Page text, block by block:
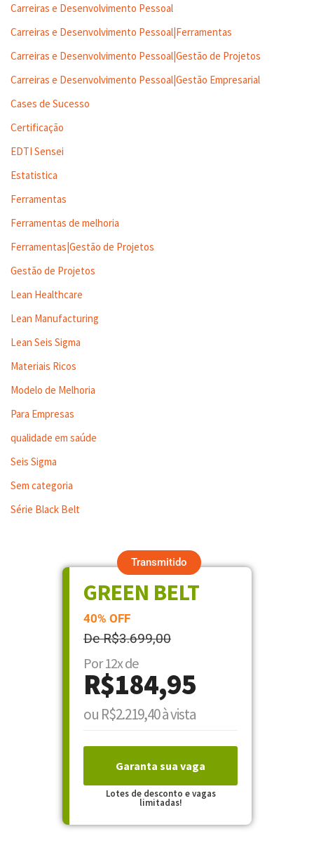
Carreiras e Desenvolvimento Pessoal
Carreiras e Desenvolvimento Pessoal|Ferramentas
Carreiras e Desenvolvimento Pessoal|Gestão de Projetos
Carreiras e Desenvolvimento Pessoal|Gestão Empresarial
Cases de Sucesso
Certificação
EDTI Sensei
Estatistica
Ferramentas
Ferramentas de melhoria
Ferramentas|Gestão de Projetos
Gestão de Projetos
Lean Healthcare
Lean Manufacturing
Lean Seis Sigma
Materiais Ricos
Modelo de Melhoria
Para Empresas
qualidade em saúde
Seis Sigma
Sem categoria
Série Black Belt
Transmitido
GREEN BELT
40% OFF
De R$3.699,00
Por 12x de
R$184,95
ou R$2.219,40 à vista
Garanta sua vaga
Lotes de desconto e vagas
limitadas!